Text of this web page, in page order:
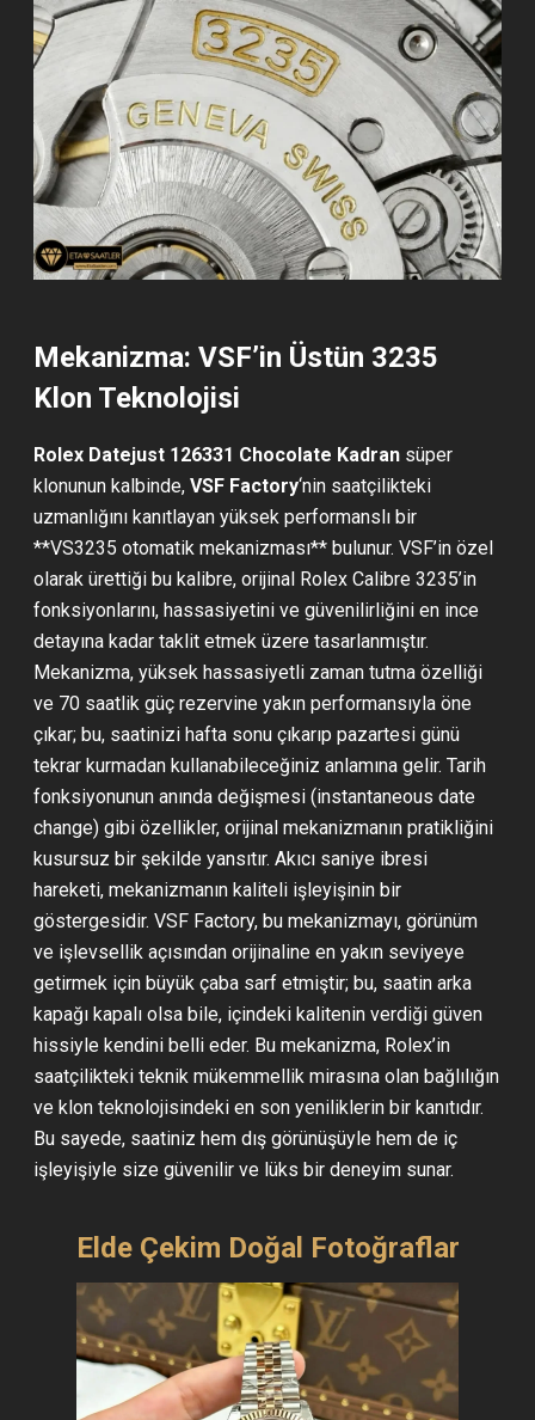
Mekanizma: VSF’in Üstün 3235
Klon Teknolojisi
Rolex Datejust 126331 Chocolate Kadran süper
klonunun kalbinde,VSF Factory‘nin saatçilikteki
uzmanlığını kanıtlayan yüksek performanslı bir
**VS3235 otomatik mekanizması** bulunur. VSF’in özel
olarak ürettiği bu kalibre, orijinal Rolex Calibre 3235’in
fonksiyonlarını, hassasiyetini ve güvenilirliğini en ince
detayına kadar taklit etmek üzere tasarlanmıştır.
Mekanizma, yüksek hassasiyetli zaman tutma özelliği
ve 70 saatlik güç rezervine yakın performansıyla öne
çıkar; bu, saatinizi hafta sonu çıkarıp pazartesi günü
tekrar kurmadan kullanabileceğiniz anlamına gelir. Tarih
fonksiyonunun anında değişmesi (instantaneous date
change) gibi özellikler, orijinal mekanizmanın pratikliğini
kusursuz bir şekilde yansıtır. Akıcı saniye ibresi
hareketi, mekanizmanın kaliteli işleyişinin bir
göstergesidir. VSF Factory, bu mekanizmayı, görünüm
ve işlevsellik açısından orijinaline en yakın seviyeye
getirmek için büyük çaba sarf etmiştir; bu, saatin arka
kapağı kapalı olsa bile, içindeki kalitenin verdiği güven
hissiyle kendini belli eder. Bu mekanizma, Rolex’in
saatçilikteki teknik mükemmellik mirasına olan bağlılığın
ve klon teknolojisindeki en son yeniliklerin bir kanıtıdır.
Bu sayede, saatiniz hem dış görünüşüyle hem de iç
işleyişiyle size güvenilir ve lüks bir deneyim sunar.
Elde Çekim Doğal Fotoğraflar